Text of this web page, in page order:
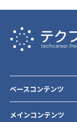
メインコンテンツ
ベースコンテンツ